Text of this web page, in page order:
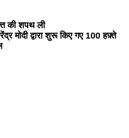
की शपथ ली
मोदी द्वारा शुरू किए गए 100 हफ़्ते